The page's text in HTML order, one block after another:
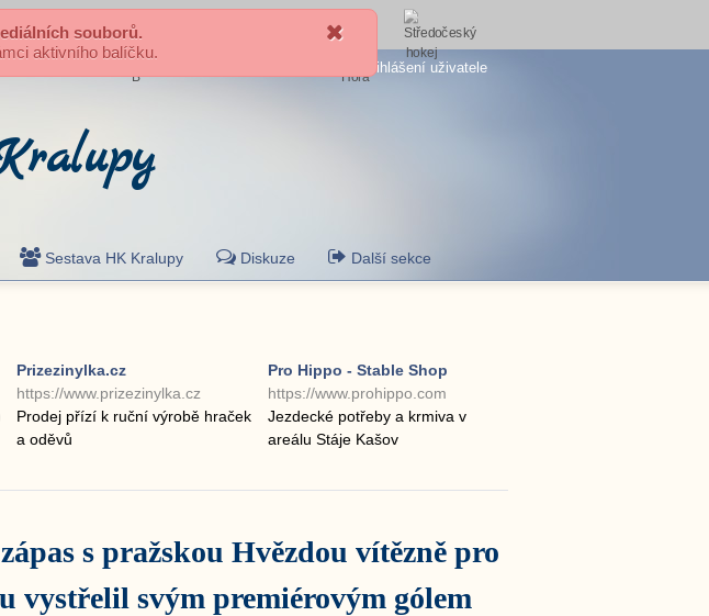
souborů.
aktivního balíčku.
Přihlášení uživatele
Sestava HK Kralupy Diskuze Další sekce
Prizezinylka.cz
https://www.prizezinylka.cz
Prodej přízí k ruční výrobě hraček
a oděvů
Pro Hippo - Stable Shop
https://www.prohippo.com
Jezdecké potřeby a krmiva v
areálu Stáje Kašov
s pražskou Hvězdou vítězně pro
vystřelil svým premiérovým gólem